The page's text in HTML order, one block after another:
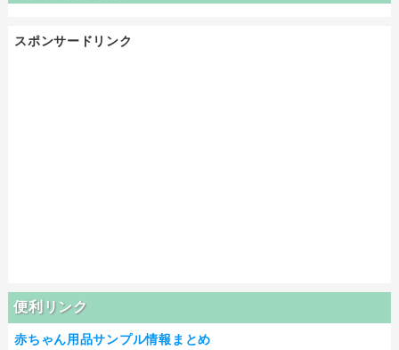
スポンサードリンク
便利リンク
赤ちゃん用品サンプル情報まとめ